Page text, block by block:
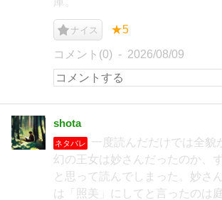
ナイス ★5
コメント(0) 2026/08/09
shota
ネタバレ
一度読んだだけでは全貌
幻の王女は妙さんだったのか、
と思って読んでしまった。妙さ
は「照美」にしてと言ったのは